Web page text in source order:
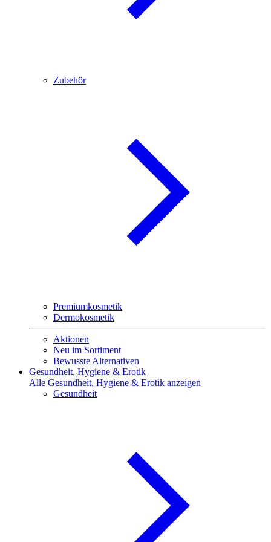
Zubehör
Premiumkosmetik
Dermokosmetik
Aktionen
Neu im Sortiment
Bewusste Alternativen
Gesundheit, Hygiene & Erotik
Alle Gesundheit, Hygiene & Erotik anzeigen
Gesundheit